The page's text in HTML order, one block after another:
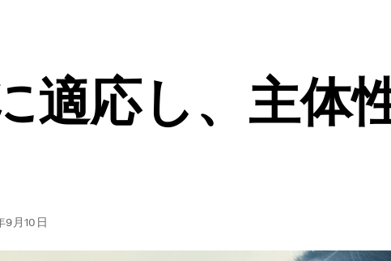
適応し、主体
9月10日